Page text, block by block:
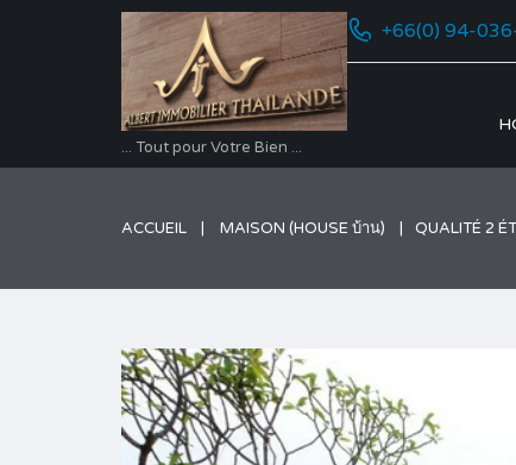
... Tout pour Votre Bien ...
+66(0) 94-
ACCUEIL MAISON (HOUSE บ้าน) QUALITÉ 2